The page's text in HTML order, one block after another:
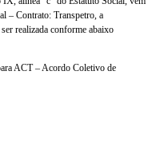
– Contrato: Transpetro, a
realizada conforme abaixo
ACT – Acordo Coletivo de